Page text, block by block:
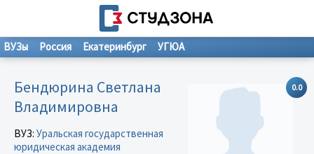
ВУЗы Россия Екатеринбург УГЮА
0.0
Бендюрина Светлана
Владимировна
ВУЗ: Уральская государственная
юридическая академия